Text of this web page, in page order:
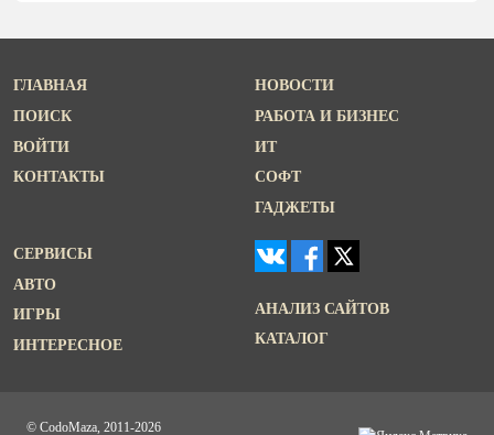
ГЛАВНАЯ
ПОИСК
ВОЙТИ
КОНТАКТЫ
НОВОСТИ
РАБОТА И БИЗНЕС
ИТ
СОФТ
ГАДЖЕТЫ
СЕРВИСЫ
АВТО
ИГРЫ
ИНТЕРЕСНОЕ
АНАЛИЗ САЙТОВ
КАТАЛОГ
© CodoMaza, 2011-2026